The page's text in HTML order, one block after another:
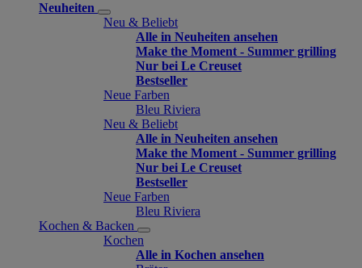
Neuheiten
Neu & Beliebt
Alle in Neuheiten ansehen
Make the Moment - Summer grilling
Nur bei Le Creuset
Bestseller
Neue Farben
Bleu Riviera
Neu & Beliebt
Alle in Neuheiten ansehen
Make the Moment - Summer grilling
Nur bei Le Creuset
Bestseller
Neue Farben
Bleu Riviera
Kochen & Backen
Kochen
Alle in Kochen ansehen